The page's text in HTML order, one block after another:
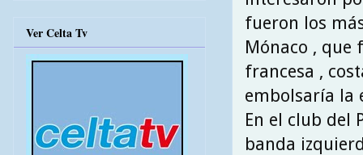
fueron los
Mónaco , que
francesa ,
embolsaría la
En el club del
banda
Ver Celta Tv